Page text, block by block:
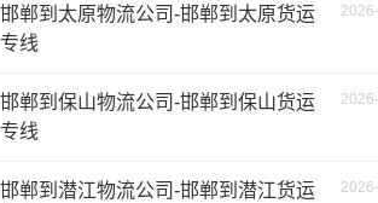
备注
整车运输价格计算方式通常
物类型选择合适车型
邯郸到太原物流公司-邯郸到太原货运
专线
邯郸到保山物流公司-邯郸到保山货运
专线
邯郸到潜江物流公司-邯郸到潜江货运